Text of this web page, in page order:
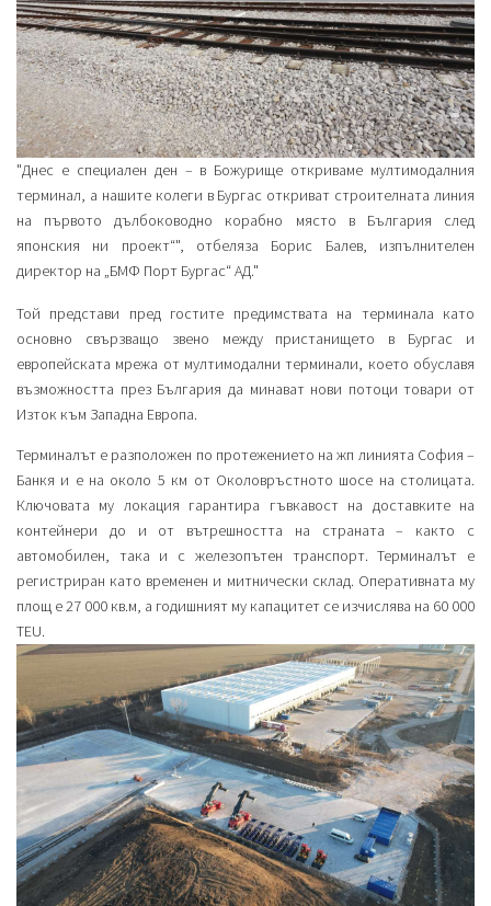
"Днес е специален ден – в Божурище откриваме мултимодалния
терминал, а нашите колеги в Бургас откриват строителната линия
на първото дълбоководно корабно място в България след
японския ни проект“", отбеляза Борис Балев, изпълнителен
директор на „БМФ Порт Бургас“ АД."
Той представи пред гостите предимствата на терминала като
основно свързващо звено между пристанището в Бургас и
европейската мрежа от мултимодални терминали, което обуславя
възможността през България да минават нови потоци товари от
Изток към Западна Европа.
Терминалът е разположен по протежението на жп линията София –
Банкя и е на около 5 км от Околовръстното шосе на столицата.
Ключовата му локация гарантира гъвкавост на доставките на
контейнери до и от вътрешността на страната – както с
автомобилен, така и с железопътен транспорт. Терминалът е
регистриран като временен и митнически склад. Оперативната му
площ е 27 000 кв.м, а годишният му капацитет се изчислява на 60 000
TEU.